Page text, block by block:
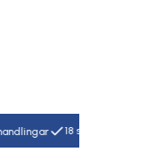
18
Kalmar